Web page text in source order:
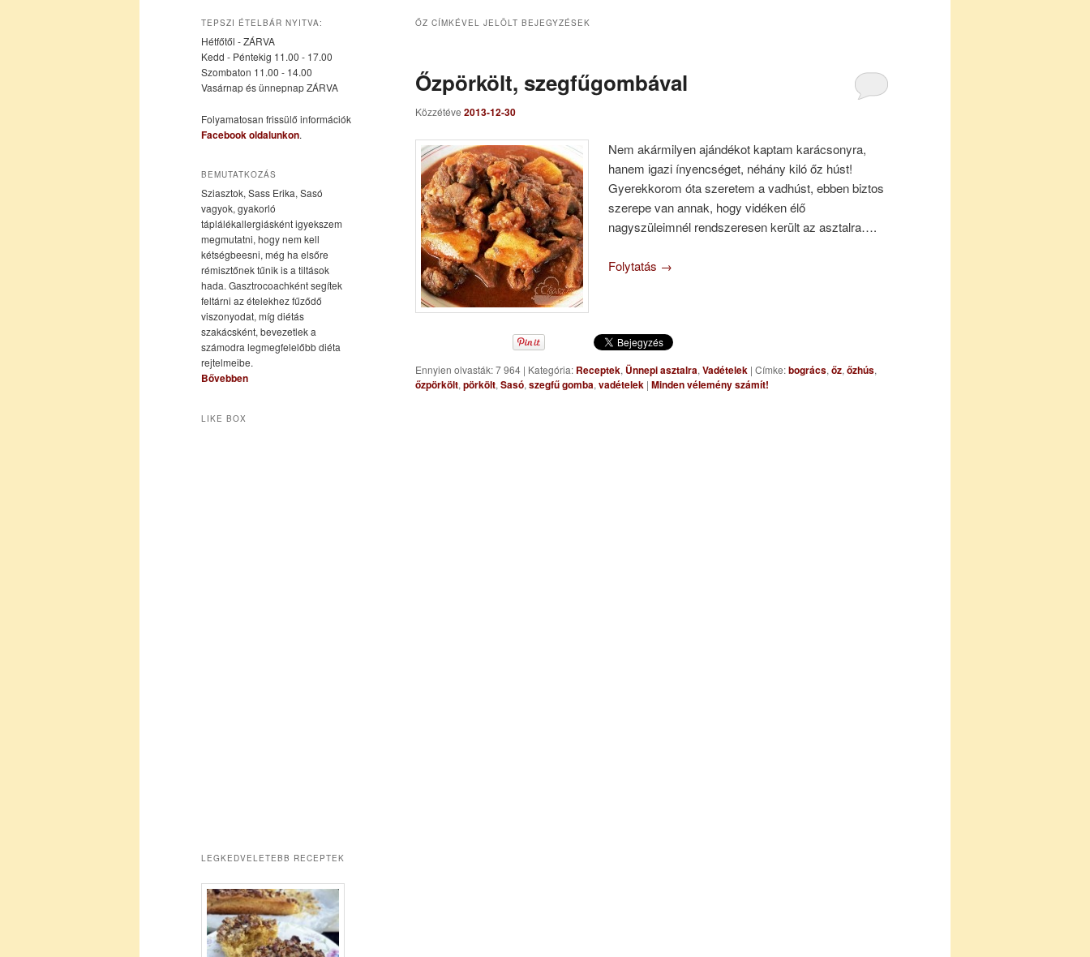
elsődleges
tartalomra
másodlagos
tartalomra
ŐZ CÍMKÉVEL JELÖLT BEJEGYZÉSEK
Őzpörkölt, szegfűgombával
Közzétéve 2013-12-30
Nem akármilyen ajándékot kaptam karácsonyra,
hanem igazi ínyencséget, néhány kiló őz húst!
Gyerekkorom óta szeretem a vadhúst, ebben biztos
szerepe van annak, hogy vidéken élő
nagyszüleimnél rendszeresen került az asztalra….
Folytatás →
Ennyien olvasták: 7 964 | Kategória: Receptek, Ünnepi asztalra, Vadételek | Címke:bogrács, őz, őzhús,
őzpörkölt, pörkölt, Sasó, szegfű gomba, vadételek | Minden vélemény számít!
TEPSZI ÉTELBÁR NYITVA:
Hétfőtől - ZÁRVA
Kedd - Péntekig 11.00 - 17.00
Szombaton 11.00 - 14.00
Vasárnap és ünnepnap ZÁRVA
Folyamatosan frissülő információk
Facebook oldalunkon.
BEMUTATKOZÁS
Sziasztok, Sass Erika, Sasó
vagyok, gyakorló
táplálékallergiásként igyekszem
megmutatni, hogy nem kell
kétségbeesni, még ha elsőre
rémisztőnek tűnik is a tiltások
hada. Gasztrocoachként segítek
feltárni az ételekhez fűződő
viszonyodat, míg diétás
szakácsként, bevezetlek a
számodra legmegfelelőbb diéta
rejtelmeibe.
Bővebben
LIKE BOX
LEGKEDVELETEBB RECEPTEK